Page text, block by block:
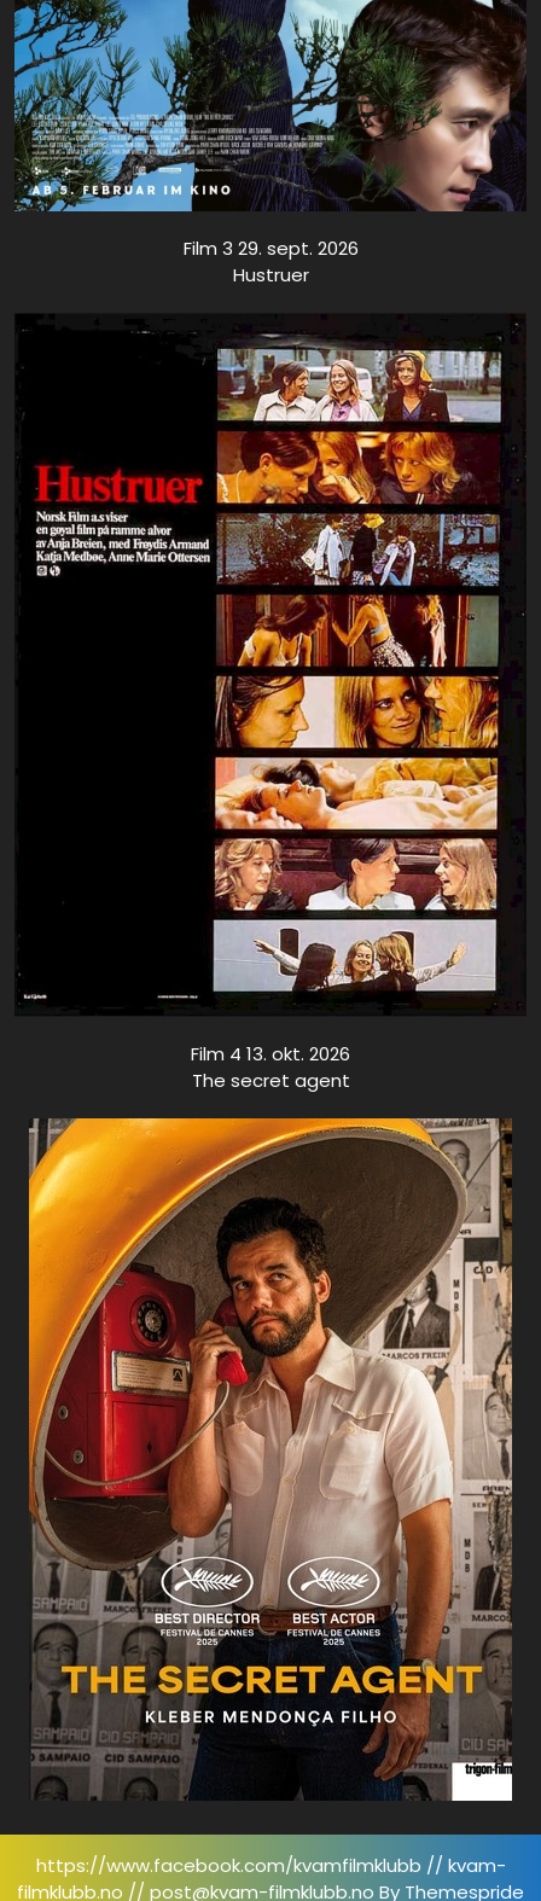
Film 3 29. sept. 2026
Hustruer
Film 4 13. okt. 2026
The secret agent
https://www.facebook.com/kvamfilmklubb // kvam-
filmklubb.no // post@kvam-filmklubb.no By Themespride